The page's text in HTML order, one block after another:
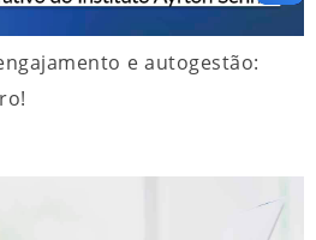
e autogestão: